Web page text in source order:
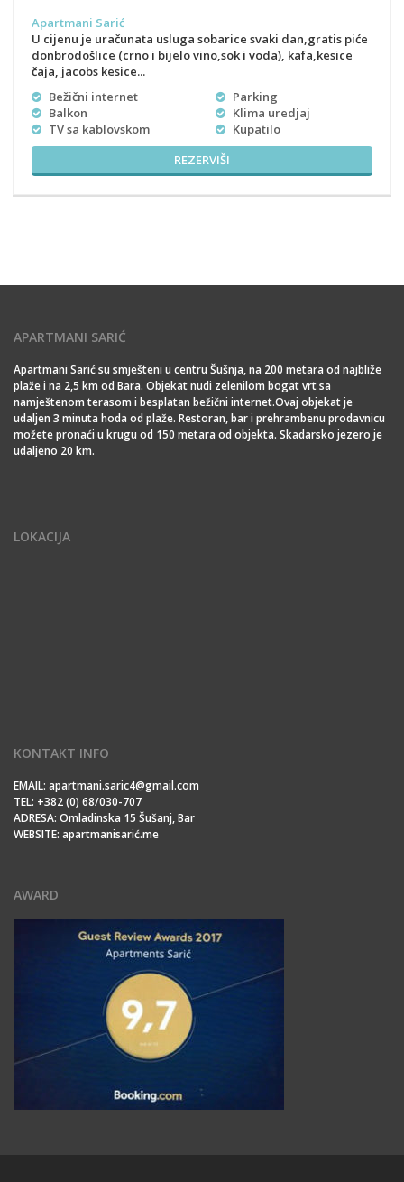
Apartmani Sarić
U cijenu je uračunata usluga sobarice svaki dan,gratis piće
donbrodošlice (crno i bijelo vino,sok i voda), kafa,kesice
čaja, jacobs kesice...
Bežični internet
Balkon
TV sa kablovskom
Parking
Klima uredjaj
Kupatilo
REZERVIŠI
APARTMANI SARIĆ
Apartmani Sarić su smješteni u centru Šušnja, na 200 metara od najbliže
plaže i na 2,5 km od Bara. Objekat nudi zelenilom bogat vrt sa
namještenom terasom i besplatan bežični internet.Ovaj objekat je
udaljen 3 minuta hoda od plaže. Restoran, bar i prehrambenu prodavnicu
možete pronaći u krugu od 150 metara od objekta. Skadarsko jezero je
udaljeno 20 km.
LOKACIJA
KONTAKT INFO
EMAIL: apartmani.saric4@gmail.com
TEL: +382 (0) 68/030-707
ADRESA: Omladinska 15 Šušanj, Bar
WEBSITE: apartmanisarić.me
AWARD